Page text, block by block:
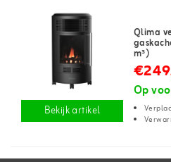
Bekijk artikel
Qlima
m³)
Op